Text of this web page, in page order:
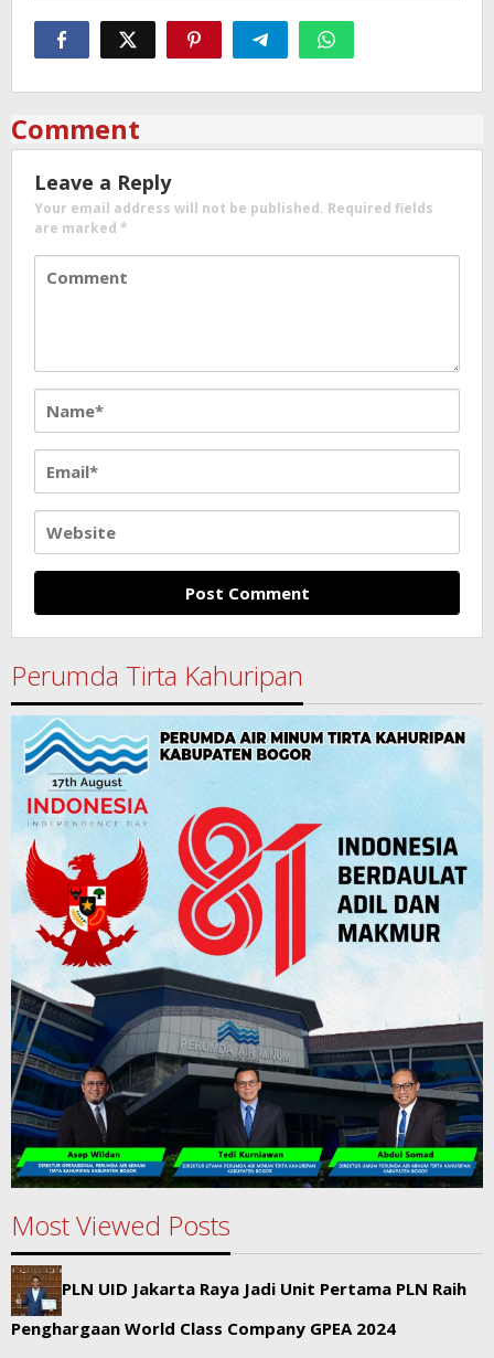
Comment
Leave a Reply
Your email address will not be published. Required fields
are marked *
Perumda Tirta Kahuripan
Most Viewed Posts
PLN UID Jakarta Raya Jadi Unit Pertama PLN Raih
Penghargaan World Class Company GPEA 2024